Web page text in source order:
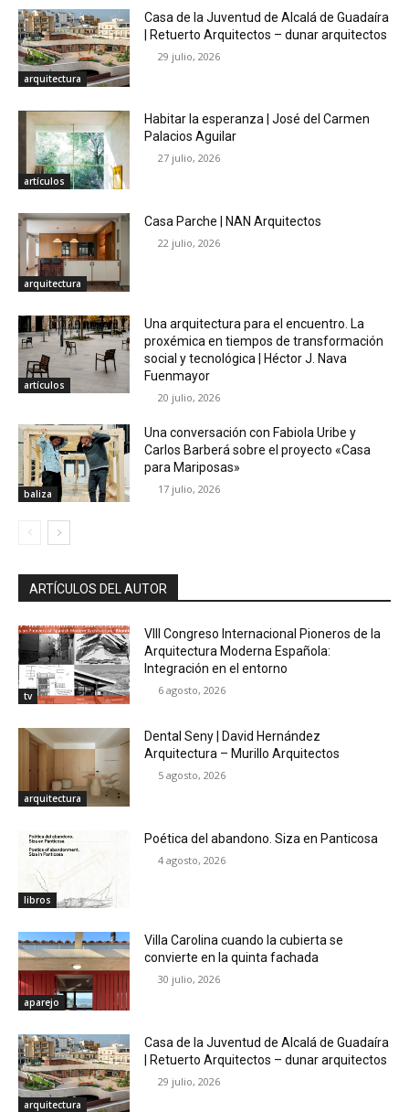
arquitectura
Casa de la Juventud de Alcalá de Guadaíra
| Retuerto Arquitectos – dunar arquitectos
29 julio, 2026
artículos
Habitar la esperanza | José del Carmen
Palacios Aguilar
27 julio, 2026
arquitectura
Casa Parche | NAN Arquitectos
22 julio, 2026
artículos
Una arquitectura para el encuentro. La
proxémica en tiempos de transformación
social y tecnológica | Héctor J. Nava
Fuenmayor
20 julio, 2026
baliza
Una conversación con Fabiola Uribe y
Carlos Barberá sobre el proyecto «Casa
para Mariposas»
17 julio, 2026
ARTÍCULOS DEL AUTOR
tv
VIII Congreso Internacional Pioneros de la
Arquitectura Moderna Española:
Integración en el entorno
6 agosto, 2026
arquitectura
Dental Seny | David Hernández
Arquitectura – Murillo Arquitectos
5 agosto, 2026
libros
Poética del abandono. Siza en Panticosa
4 agosto, 2026
aparejo
Villa Carolina cuando la cubierta se
convierte en la quinta fachada
30 julio, 2026
arquitectura
Casa de la Juventud de Alcalá de Guadaíra
| Retuerto Arquitectos – dunar arquitectos
29 julio, 2026